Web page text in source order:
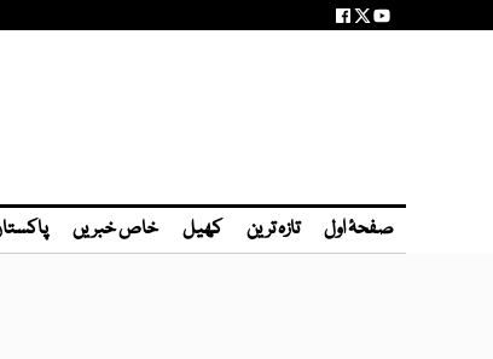
صفحۂ اول تازہ ترین کھیل خاص خبریں